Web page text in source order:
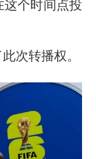
个时间点投
次转播权。